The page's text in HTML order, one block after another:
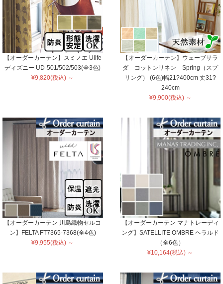
【オーダーカーテン】スミノエ Ulife
ディズニー UD-501/502/503(全3色)
¥9,820(税込) ～
【オーダーカーテン】ウェーブサラ
ダ コットンリネン Spring（スプ
リング） (6色)幅21?400cm 丈31?
240cm
¥9,900(税込) ～
【オーダーカーテン 川島織物セルコ
ン】FELTA FT7365-7368(全4色)
¥9,955(税込) ～
【オーダーカーテン マナトレーディ
ング】SATELLITE OMBRE ヘラルド
（全6色）
¥10,164(税込) ～